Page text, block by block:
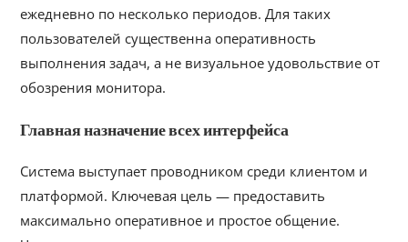
ежедневно по несколько периодов. Для таких
пользователей существенна оперативность
выполнения задач, а не визуальное удовольствие от
обозрения монитора.
Главная назначение всех интерфейса
Система выступает проводником среди клиентом и
платформой. Ключевая цель — предоставить
максимально оперативное и простое общение.